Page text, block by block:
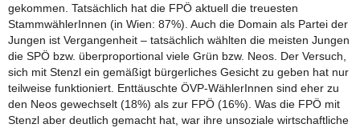
gekommen. Tatsächlich hat die FPÖ aktuell die treuesten
StammwählerInnen (in Wien: 87%). Auch die Domain als Partei der
Jungen ist Vergangenheit – tatsächlich wählten die meisten Jungen
die SPÖ bzw. überproportional viele Grün bzw. Neos. Der Versuch,
sich mit Stenzl ein gemäßigt bürgerliches Gesicht zu geben hat nur
teilweise funktioniert. Enttäuschte ÖVP-WählerInnen sind eher zu
den Neos gewechselt (18%) als zur FPÖ (16%). Was die FPÖ mit
Stenzl aber deutlich gemacht hat, war ihre unsoziale wirtschaftliche